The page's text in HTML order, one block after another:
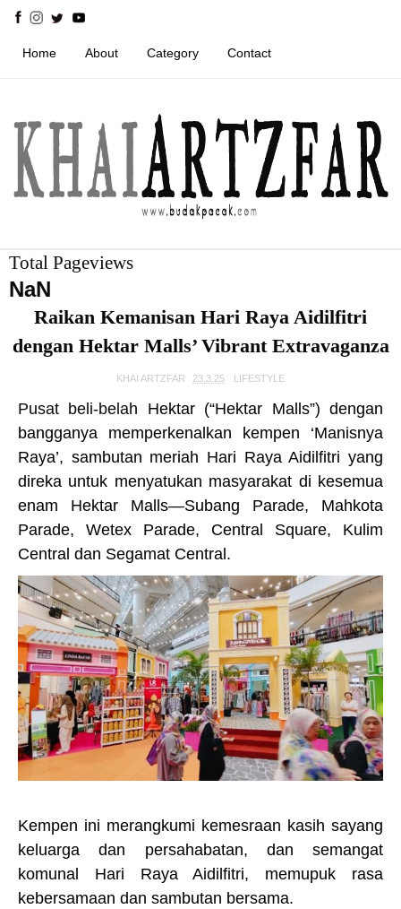
Home About Category Contact
Total Pageviews
NaN
Raikan Kemanisan Hari Raya Aidilfitri
dengan Hektar Malls’ Vibrant Extravaganza
KHAI ARTZFAR 23.3.25 LIFESTYLE
Pusat beli-belah
Hektar (“Hektar Malls”) dengan
bangganya memperkenalkan kempen ‘Manisnya
Raya’, sambutan meriah Hari Raya Aidilfitri yang
direka untuk menyatukan masyarakat di kesemua
enam Hektar Malls—Subang Parade, Mahkota
Parade, Wetex Parade, Central Square, Kulim
Central dan Segamat Central.
Kempen ini merangkumi kemesraan kasih sayang
keluarga dan persahabatan, dan semangat
komunal Hari Raya Aidilfitri, memupuk rasa
kebersamaan dan sambutan bersama.